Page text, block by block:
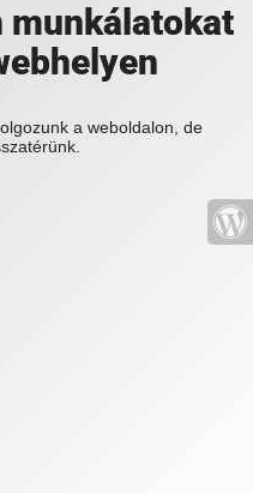
munkálatokat
a weboldalon, de